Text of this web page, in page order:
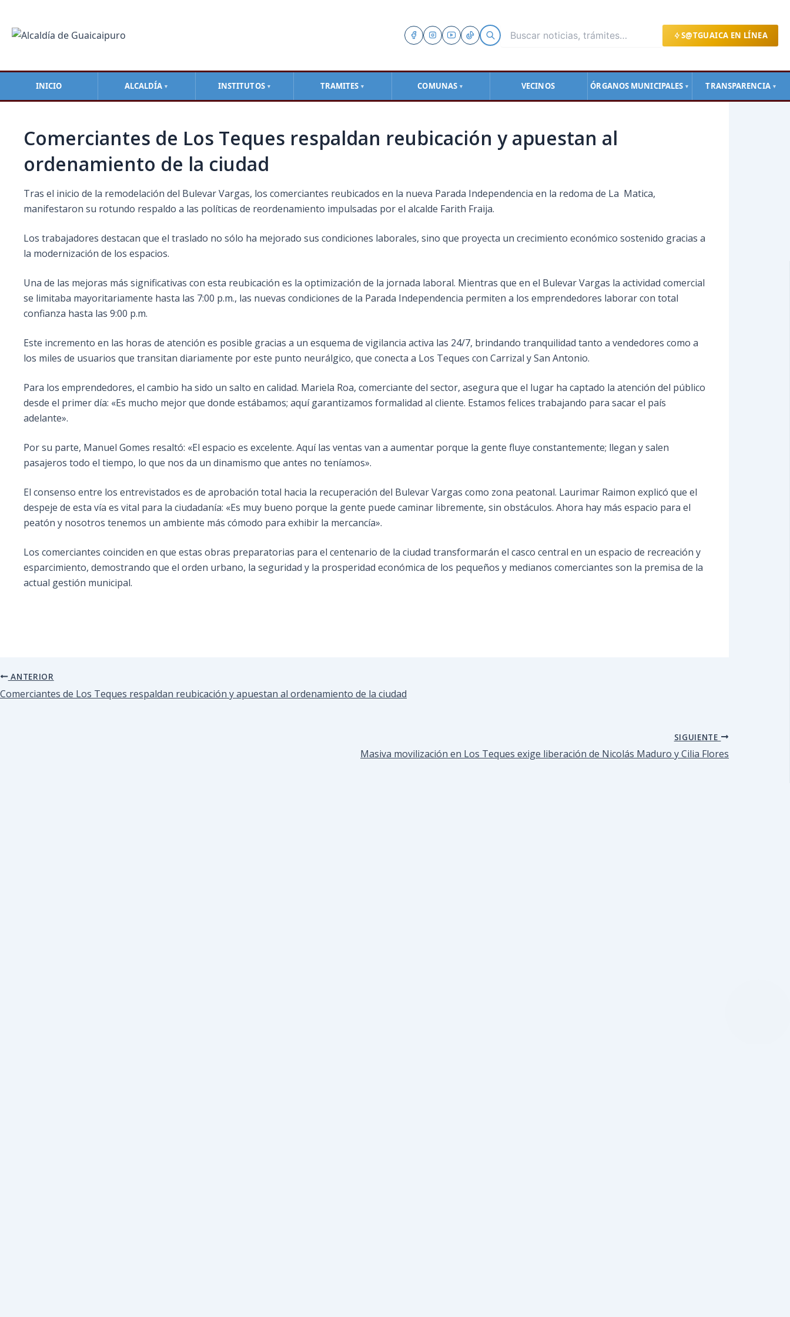
S@TGUAICA EN LÍNEA
INICIO ALCALDÍA ▼ INSTITUTOS ▼ TRAMITES ▼ COMUNAS ▼ VECINOS ÓRGANOS MUNICIPALES ▼ TRANSPARENCIA ▼
contenido
Comerciantes de Los Teques respaldan reubicación y apuestan al
ordenamiento de la ciudad
Tras el inicio de la remodelación del Bulevar Vargas, los comerciantes reubicados en la nueva Parada Independencia en la redoma de La Matica,
manifestaron su rotundo respaldo a las políticas de reordenamiento impulsadas por el alcalde Farith Fraija.
Los trabajadores destacan que el traslado no sólo ha mejorado sus condiciones laborales, sino que proyecta un crecimiento económico sostenido gracias a
la modernización de los espacios.
Una de las mejoras más significativas con esta reubicación es la optimización de la jornada laboral. Mientras que en el Bulevar Vargas la actividad comercial
se limitaba mayoritariamente hasta las 7:00 p.m., las nuevas condiciones de la Parada Independencia permiten a los emprendedores laborar con total
confianza hasta las 9:00 p.m.
Este incremento en las horas de atención es posible gracias a un esquema de vigilancia activa las 24/7, brindando tranquilidad tanto a vendedores como a
los miles de usuarios que transitan diariamente por este punto neurálgico, que conecta a Los Teques con Carrizal y San Antonio.
Para los emprendedores, el cambio ha sido un salto en calidad. Mariela Roa, comerciante del sector, asegura que el lugar ha captado la atención del público
desde el primer día: «Es mucho mejor que donde estábamos; aquí garantizamos formalidad al cliente. Estamos felices trabajando para sacar el país
adelante».
Por su parte, Manuel Gomes resaltó: «El espacio es excelente. Aquí las ventas van a aumentar porque la gente fluye constantemente; llegan y salen
pasajeros todo el tiempo, lo que nos da un dinamismo que antes no teníamos».
El consenso entre los entrevistados es de aprobación total hacia la recuperación del Bulevar Vargas como zona peatonal. Laurimar Raimon explicó que el
despeje de esta vía es vital para la ciudadanía: «Es muy bueno porque la gente puede caminar libremente, sin obstáculos. Ahora hay más espacio para el
peatón y nosotros tenemos un ambiente más cómodo para exhibir la mercancía».
Los comerciantes coinciden en que estas obras preparatorias para el centenario de la ciudad transformarán el casco central en un espacio de recreación y
esparcimiento, demostrando que el orden urbano, la seguridad y la prosperidad económica de los pequeños y medianos comerciantes son la premisa de la
actual gestión municipal.
entradas
ANTERIOR
Comerciantes de Los Teques respaldan reubicación y apuestan al ordenamiento de la ciudad
SIGUIENTE
Masiva movilización en Los Teques exige liberación de Nicolás Maduro y Cilia Flores